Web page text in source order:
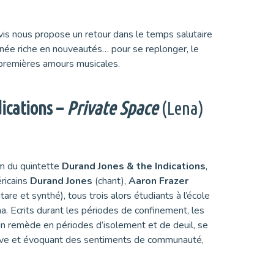
nous propose un retour dans le temps salutaire
riche en nouveautés… pour se replonger, le
amours musicales.
–Private Space(Lena)
du quintette Durand Jones & the Indications,
Durand Jones (chant), Aaron Frazer
et synthé), tous trois alors étudiants à l’école
Ecrits durant les périodes de confinement, les
remède en périodes d’isolement et de deuil, se
et évoquant des sentiments de communauté,